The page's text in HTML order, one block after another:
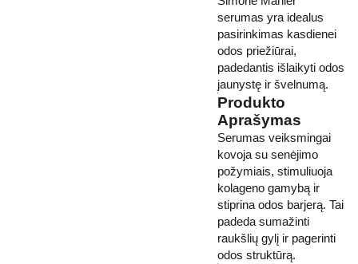
serumas yra idealus
pasirinkimas kasdienei
odos priežiūrai,
padedantis išlaikyti odos
jaunystę ir švelnumą.
Produkto
Aprašymas
Serumas veiksmingai
kovoja su senėjimo
požymiais, stimuliuoja
kolageno gamybą ir
stiprina odos barjerą. Tai
padeda sumažinti
raukšlių gylį ir pagerinti
odos struktūrą.